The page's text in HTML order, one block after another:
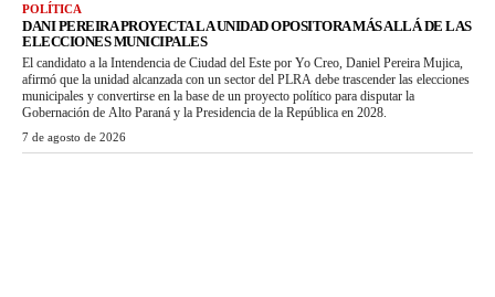
POLÍTICA
DANI PEREIRA PROYECTA LA UNIDAD OPOSITORA MÁS ALLÁ DE LAS
ELECCIONES MUNICIPALES
El candidato a la Intendencia de Ciudad del Este por Yo Creo, Daniel Pereira Mujica,
afirmó que la unidad alcanzada con un sector del PLRA debe trascender las elecciones
municipales y convertirse en la base de un proyecto político para disputar la
Gobernación de Alto Paraná y la Presidencia de la República en 2028.
7 de agosto de 2026